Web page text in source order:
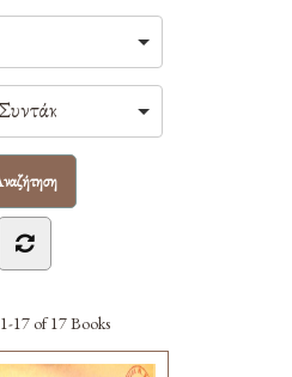
1-17 of 17Books